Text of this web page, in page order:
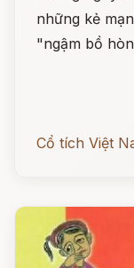
những kẻ
"ngậm bồ
Cổ tích Việt